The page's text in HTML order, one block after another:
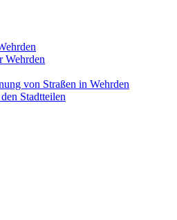
Wehrden
von Straßen in Wehrden
Stadtteilen